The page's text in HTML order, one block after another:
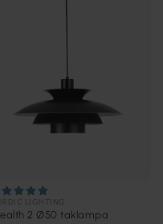
2 Ø50 taklampa